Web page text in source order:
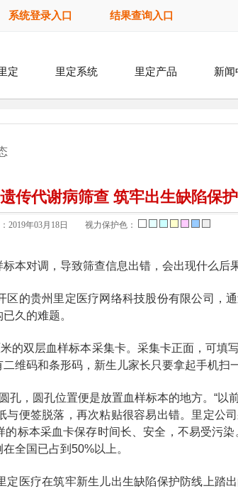
系统登录入口 结果查询入口
定 里定系统 里定产品 新闻
传代谢病筛查 筑牢出生缺陷保
2019年03月18日 视力保护色：
本对调，导致筛查信息出错，会出现什么后
区的贵州里定医疗网络科技股份有限公司，
久的难题。
的双层血样标本采集卡。采集卡正面，可填
维码和条形码，新生儿家长只要拿起手机扫
孔，圆孔位置便是放置血样标本的地方。“以
便签脱落，再次粘贴很容易出错。里定公
标本采血卡保存时间长、安全，不易受污
全国已占到50%以上。
医疗在筑牢新生儿出生缺陷保护防线上踏